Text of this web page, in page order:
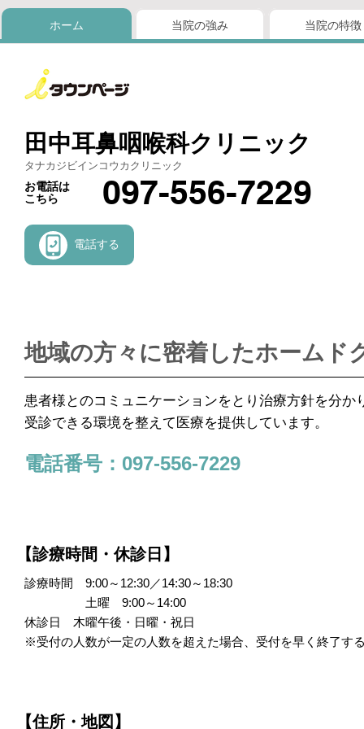
ホーム 当院の強み 当院の特徴
田中耳鼻咽喉科クリニック
タナカジビインコウカクリニック
お電話は
こちら
097-556-7229
電話する
地域の方々に密着したホームド
患者様とのコミュニケーションをとり治療方針を分か
受診できる環境を整えて医療を提供しています。
電話番号：097-556-7229
【診療時間・休診日】
診療時間 9:00～12:30／14:30～18:30
土曜 9:00～14:00
休診日 木曜午後・日曜・祝日
※受付の人数が一定の人数を超えた場合、受付を早く終了す
【住所・地図】